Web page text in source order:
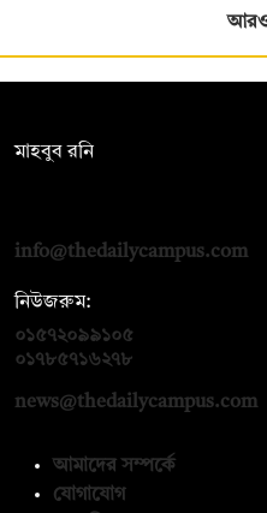
মাহবুব রনি
info@thedailycampus.com
নিউজরুম:
০১৫৭২০৯৯১০৫
০১৭৮৫৭১৬২৭৮
news@thedailycampus.com
আমাদের সম্পর্কে
যোগাযোগ